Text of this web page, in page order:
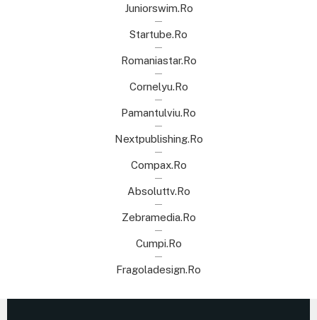
Juniorswim.ro
Startube.ro
Romaniastar.ro
Cornelyu.ro
Pamantulviu.ro
Nextpublishing.ro
Compax.ro
Absoluttv.ro
Zebramedia.ro
Cumpi.ro
Fragoladesign.ro